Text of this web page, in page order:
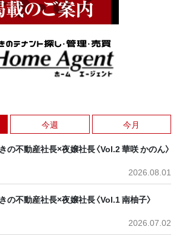
今週 今月
の不動産社長×夜嬢社長〈Vol.2 華咲 かのん〉
2026.08.01
の不動産社長×夜嬢社長〈Vol.1 南柚子〉
2026.07.02